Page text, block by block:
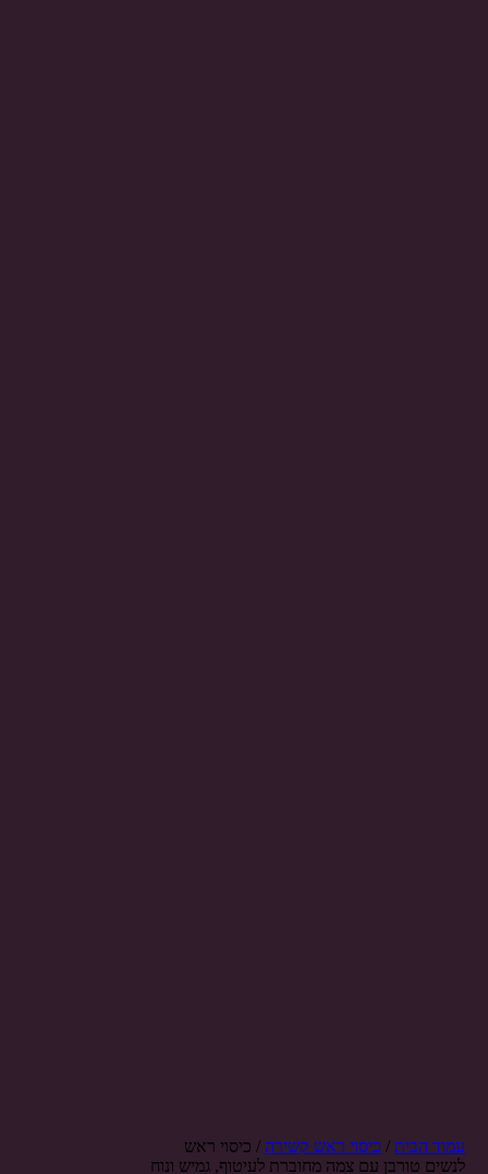
עמוד הבית/ כיסוי ראש קשירה/ כיסוי ראש
לנשים טורבן עם צמה מחוברת לעיטוף, גמיש ונוח